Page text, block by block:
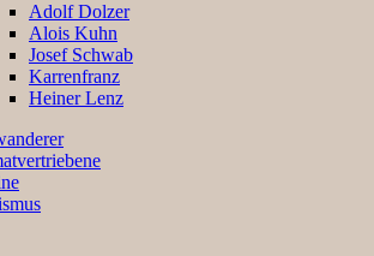
Adolf Dolzer
Alois Kuhn
Josef Schwab
Karrenfranz
Heiner Lenz